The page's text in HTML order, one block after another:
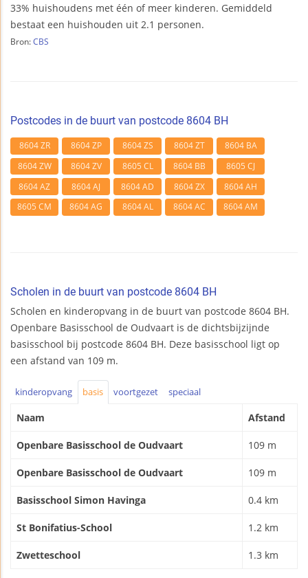
33% huishoudens met één of meer kinderen. Gemiddeld
bestaat een huishouden uit 2.1 personen.
Bron: CBS
Postcodes in de buurt van postcode 8604 BH
8604 ZR 8604 ZP 8604 ZS 8604 ZT
8604 BA
8604 ZW
8604 ZV 8605 CL 8604 BB
8605 CJ
8604 AZ
8604 AJ 8604 AD 8604 ZX
8604 AH
8605 CM
8604 AG 8604 AL 8604 AC 8604 AM
Scholen in de buurt van postcode 8604 BH
Scholen en kinderopvang in de buurt van postcode 8604 BH.
Openbare Basisschool de Oudvaart is de dichtsbijzijnde
basisschool bij postcode 8604 BH. Deze basisschool ligt op
een afstand van 109 m.
kinderopvang basis voortgezet speciaal
Naam Afstand
Openbare Basisschool de Oudvaart 109 m
Openbare Basisschool de Oudvaart 109 m
Basisschool Simon Havinga 0.4 km
St Bonifatius-School 1.2 km
Zwetteschool 1.3 km